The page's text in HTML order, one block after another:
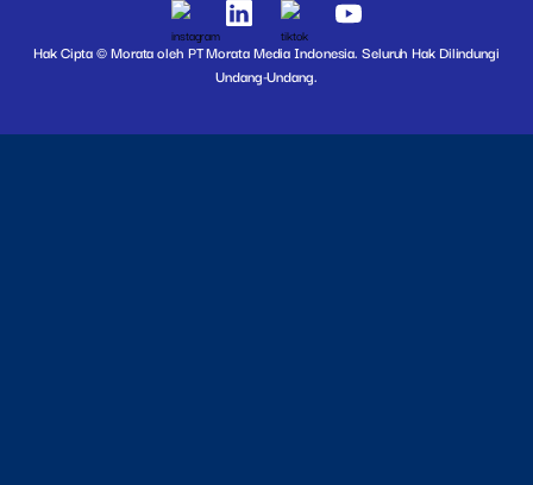
Hak Cipta © Morata oleh PT Morata Media Indonesia. Seluruh Hak Dilindungi
Undang-Undang.